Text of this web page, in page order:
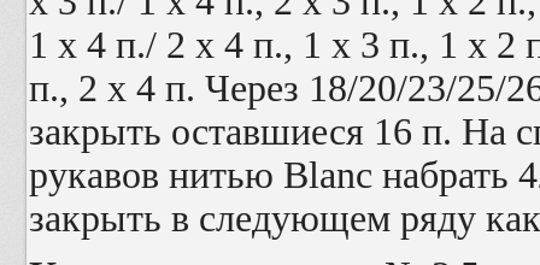
1 х 4 п./ 2 х 4 п., 1 х 3 п., 1 х 2
п., 2 х 4 п. Через 18/20/23/25/
закрыть оставшиеся 16 п. На
рукавов нитью Blanc набрать
закрыть в следующем ряду